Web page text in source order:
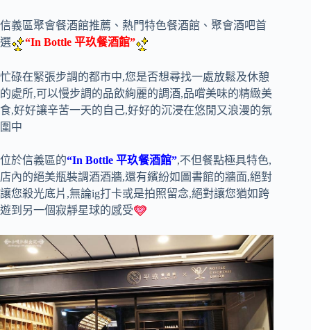
信義區聚會餐酒館推薦、熱門特色餐酒館、聚會酒吧首
選
“In Bottle 平玖餐酒館”
忙碌在緊張步調的都市中,您是否想尋找一處放鬆及休憩
的處所,可以慢步調的品飲絢麗的調酒,品嚐美味的精緻美
食,好好讓辛苦一天的自己,好好的沉浸在悠閒又浪漫的氛
圍中
位於信義區的“In Bottle 平玖餐酒館”,不但餐點極具特色,
店內的絕美瓶裝調酒酒牆,還有繽紛如圖書館的牆面,絕對
讓您殺光底片,無論ig打卡或是拍照留念,絕對讓您猶如跨
遊到另一個寂靜星球的感受